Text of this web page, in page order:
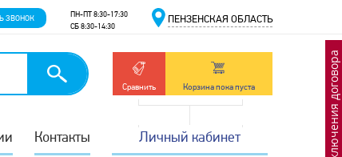
Контакты Личный кабинет
ЗВОНОК
ПН-ПТ 8:30-17:30
СБ 8:30-14:30
ПЕНЗЕНСКАЯ ОБЛАСТЬ
Сравнить Корзина пока пуста